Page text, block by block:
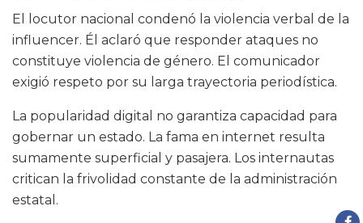
El locutor nacional condenó la violencia verbal de la
influencer. Él aclaró que responder ataques no
constituye violencia de género. El comunicador
exigió respeto por su larga trayectoria periodística.
La popularidad digital no garantiza capacidad para
gobernar un estado. La fama en internet resulta
sumamente superficial y pasajera. Los internautas
critican la frivolidad constante de la administración
estatal.